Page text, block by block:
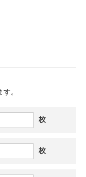
。
枚
枚